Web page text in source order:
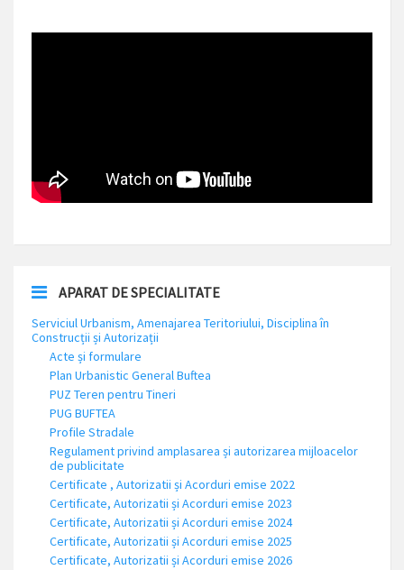
APARAT DE SPECIALITATE
Serviciul Urbanism, Amenajarea Teritoriului, Disciplina în
Construcții și Autorizații
Acte și formulare
Plan Urbanistic General Buftea
PUZ Teren pentru Tineri
PUG BUFTEA
Profile Stradale
Regulament privind amplasarea și autorizarea mijloacelor
de publicitate
Certificate , Autorizatii și Acorduri emise 2022
Certificate, Autorizatii și Acorduri emise 2023
Certificate, Autorizatii și Acorduri emise 2024
Certificate, Autorizatii și Acorduri emise 2025
Certificate, Autorizatii și Acorduri emise 2026